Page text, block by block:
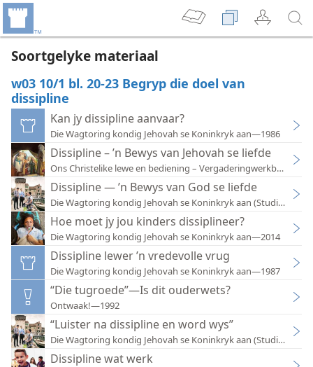
Soortgelyke materiaal
w03 10/1 bl. 20-23 Begryp die doel van
dissipline
Kan jy dissipline aanvaar?
Die Wagtoring kondig Jehovah se Koninkryk aan—1986
Dissipline – ’n Bewys van Jehovah se liefde
Ons Christelike lewe en bediening – Vergaderingwerkboek –
Dissipline — ’n Bewys van God se liefde
Die Wagtoring kondig Jehovah se Koninkryk aan (Studie-
Hoe moet jy jou kinders dissiplineer?
Die Wagtoring kondig Jehovah se Koninkryk aan—2014
Dissipline lewer ’n vredevolle vrug
Die Wagtoring kondig Jehovah se Koninkryk aan—1987
“Die tugroede”—Is dit ouderwets?
Ontwaak!—1992
“Luister na dissipline en word wys”
Die Wagtoring kondig Jehovah se Koninkryk aan (Studie-
Dissipline wat werk